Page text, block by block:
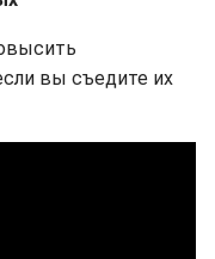
вы съедите их